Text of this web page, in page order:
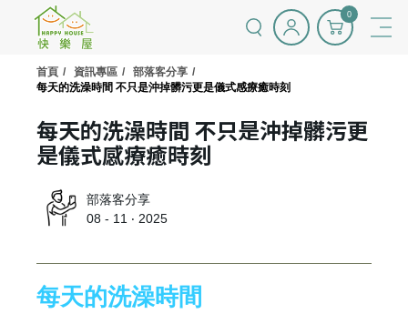
0
首頁 資訊專區
部落客分享
每天的洗澡時間 不只是沖掉髒污更是儀式感療癒時刻
每天的洗澡時間 不只是沖掉髒污更
是儀式感療癒時刻
部落客分享
08 - 11 ‧ 2025
每天的洗澡時間